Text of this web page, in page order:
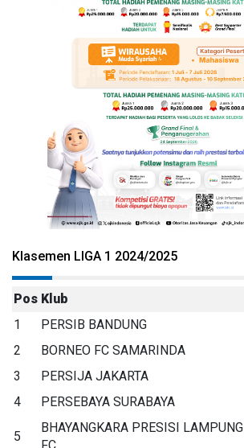
Klasemen LIGA 1 2024/2025
Pos Klub
1
PERSIB BANDUNG
2
BORNEO FC SAMARINDA
3
PERSIJA JAKARTA
4
PERSEBAYA SURABAYA
5
BHAYANGKARA PRESISI LAMPUNG